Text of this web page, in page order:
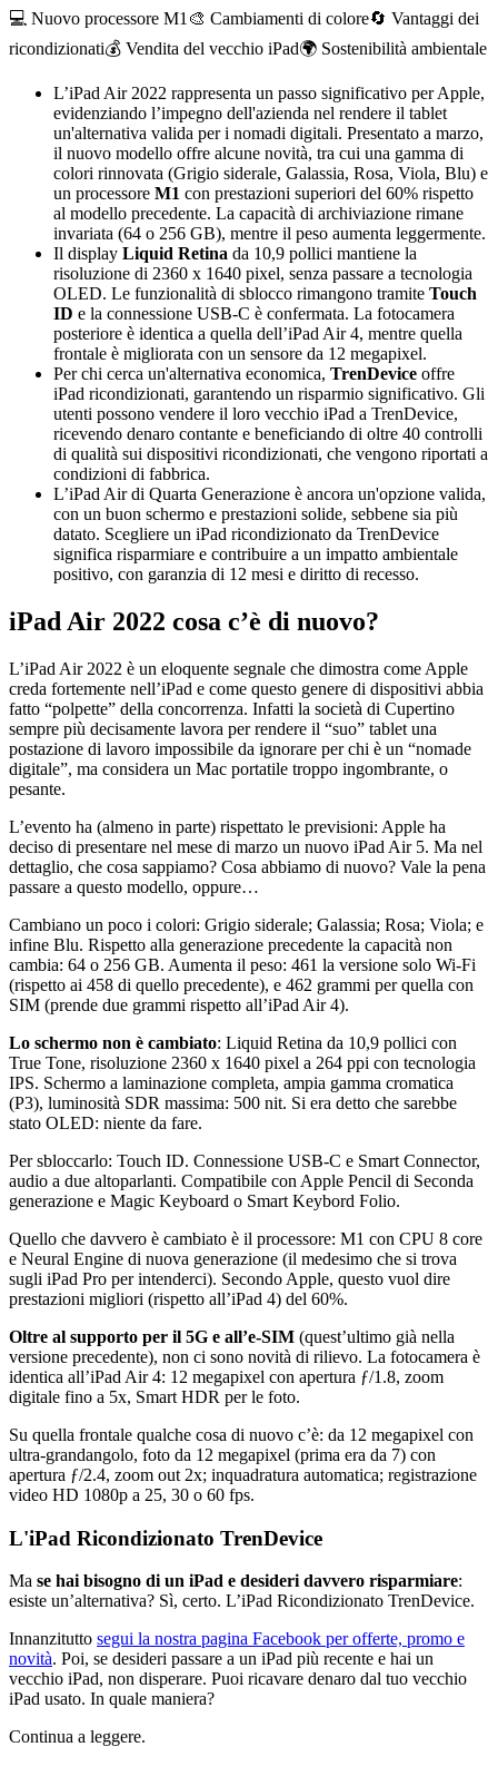
💻 Nuovo processore M1 🎨 Cambiamenti di colore🔄 Vantaggi dei
ricondizionati💰 Vendita del vecchio iPad🌍 Sostenibilità ambientale
L’iPad Air 2022 rappresenta un passo significativo per Apple,
evidenziando l’impegno dell'azienda nel rendere il tablet
un'alternativa valida per i nomadi digitali. Presentato a marzo,
il nuovo modello offre alcune novità, tra cui una gamma di
colori rinnovata (Grigio siderale, Galassia, Rosa, Viola, Blu) e
un processore M1 con prestazioni superiori del 60% rispetto
al modello precedente. La capacità di archiviazione rimane
invariata (64 o 256 GB), mentre il peso aumenta leggermente.
Il display Liquid Retina da 10,9 pollici mantiene la
risoluzione di 2360 x 1640 pixel, senza passare a tecnologia
OLED. Le funzionalità di sblocco rimangono tramite Touch
ID e la connessione USB-C è confermata. La fotocamera
posteriore è identica a quella dell’iPad Air 4, mentre quella
frontale è migliorata con un sensore da 12 megapixel.
Per chi cerca un'alternativa economica, TrenDevice offre
iPad ricondizionati, garantendo un risparmio significativo. Gli
utenti possono vendere il loro vecchio iPad a TrenDevice,
ricevendo denaro contante e beneficiando di oltre 40 controlli
di qualità sui dispositivi ricondizionati, che vengono riportati a
condizioni di fabbrica.
L’iPad Air di Quarta Generazione è ancora un'opzione valida,
con un buon schermo e prestazioni solide, sebbene sia più
datato. Scegliere un iPad ricondizionato da TrenDevice
significa risparmiare e contribuire a un impatto ambientale
positivo, con garanzia di 12 mesi e diritto di recesso.
iPad Air 2022 cosa c’è di nuovo?
L’iPad Air 2022 è un eloquente segnale che dimostra come Apple
creda fortemente nell’iPad e come questo genere di dispositivi abbia
fatto “polpette” della concorrenza. Infatti la società di Cupertino
sempre più decisamente lavora per rendere il “suo” tablet una
postazione di lavoro impossibile da ignorare per chi è un “nomade
digitale”, ma considera un Mac portatile troppo ingombrante, o
pesante.
L’evento ha (almeno in parte) rispettato le previsioni: Apple ha
deciso di presentare nel mese di marzo un nuovo iPad Air 5. Ma nel
dettaglio, che cosa sappiamo? Cosa abbiamo di nuovo? Vale la pena
passare a questo modello, oppure…
Cambiano un poco i colori: Grigio siderale; Galassia; Rosa; Viola; e
infine Blu. Rispetto alla generazione precedente la capacità non
cambia: 64 o 256 GB. Aumenta il peso: 461 la versione solo Wi-Fi
(rispetto ai 458 di quello precedente), e 462 grammi per quella con
SIM (prende due grammi rispetto all’iPad Air 4).
Lo schermo non è cambiato: Liquid Retina da 10,9 pollici con
True Tone, risoluzione 2360 x 1640 pixel a 264 ppi con tecnologia
IPS. Schermo a laminazione completa, ampia gamma cromatica
(P3), luminosità SDR massima: 500 nit. Si era detto che sarebbe
stato OLED: niente da fare.
Per sbloccarlo: Touch ID. Connessione USB-C e Smart Connector,
audio a due altoparlanti. Compatibile con Apple Pencil di Seconda
generazione e Magic Keyboard o Smart Keybord Folio.
Quello che davvero è cambiato è il processore: M1 con CPU 8 core
e Neural Engine di nuova generazione (il medesimo che si trova
sugli iPad Pro per intenderci). Secondo Apple, questo vuol dire
prestazioni migliori (rispetto all’iPad 4) del 60%.
Oltre al supporto per il 5G e all’e-SIM (quest’ultimo già nella
versione precedente), non ci sono novità di rilievo. La fotocamera è
identica all’iPad Air 4: 12 megapixel con apertura ƒ/1.8, zoom
digitale fino a 5x, Smart HDR per le foto.
Su quella frontale qualche cosa di nuovo c’è: da 12 megapixel con
ultra-grandangolo, foto da 12 megapixel (prima era da 7) con
apertura ƒ/2.4, zoom out 2x; inquadratura automatica; registrazione
video HD 1080p a 25, 30 o 60 fps.
L'iPad Ricondizionato TrenDevice
Ma se hai bisogno di un iPad e desideri davvero risparmiare:
esiste un’alternativa? Sì, certo. L’iPad Ricondizionato TrenDevice.
Innanzitutto segui la nostra pagina Facebook per offerte, promo e
novità. Poi, se desideri passare a un iPad più recente e hai un
vecchio iPad, non disperare. Puoi ricavare denaro dal tuo vecchio
iPad usato. In quale maniera?
Continua a leggere.